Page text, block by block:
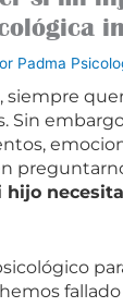
Padma
siempre
Sin
hijo